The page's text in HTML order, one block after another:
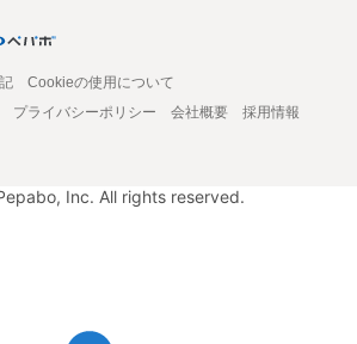
Cookieの使用について
プライバシーポリシー 会社概要
採用情報
Inc. All rights reserved.